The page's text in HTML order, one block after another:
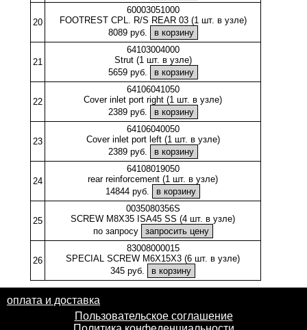
20
60003051000
FOOTREST CPL. R/S REAR 03 (1 шт. в узле)
8089 руб.
21
64103004000
Strut (1 шт. в узле)
5659 руб.
22
64106041050
Cover inlet port right (1 шт. в узле)
2389 руб.
23
64106040050
Cover inlet port left (1 шт. в узле)
2389 руб.
24
64108019050
rear reinforcement (1 шт. в узле)
14844 руб.
25
0035080356S
SCREW M8X35 ISA45 SS (4 шт. в узле)
по запросу
26
83008000015
SPECIAL SCREW M6X15X3 (6 шт. в узле)
345 руб.
оплата и доставка
Пользовательское соглашение